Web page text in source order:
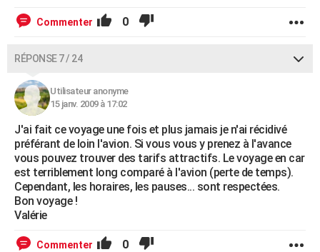
Commenter 0
RÉPONSE 7 / 24
Utilisateur anonyme
15 janv. 2009 à 17:02
J'ai fait ce voyage une fois et plus jamais je n'ai récidivé
préférant de loin l'avion. Si vous vous y prenez à l'avance
vous pouvez trouver des tarifs attractifs. Le voyage en car
est terriblement long comparé à l'avion (perte de temps).
Cependant, les horaires, les pauses... sont respectées.
Bon voyage !
Valérie
Commenter 0